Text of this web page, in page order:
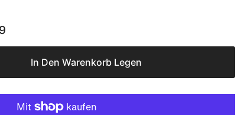
In Den Warenkorb Legen